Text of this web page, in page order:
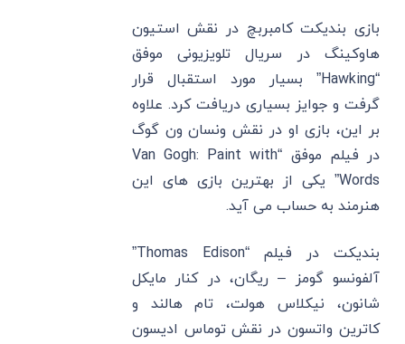
بازی بندیکت کامبربچ در نقش استیون
هاوکینگ در سریال تلویزیونی موفق
“Hawking” بسیار مورد استقبال قرار
گرفت و جوایز بسیاری دریافت کرد. علاوه
بر این، بازی او در نقش ونسان ون گوگ
در فیلم موفق “Van Gogh: Paint with
Words” یکی از بهترین باز‌ی ‌های این
هنرمند به حساب می ‌آید.
بندیکت در فیلم “Thomas Edison”
آلفونسو گومز – ریگان، در کنار مایکل
شانون، نیکلاس هولت، تام هالند و
کاترین واتسون در نقش توماس ادیسون